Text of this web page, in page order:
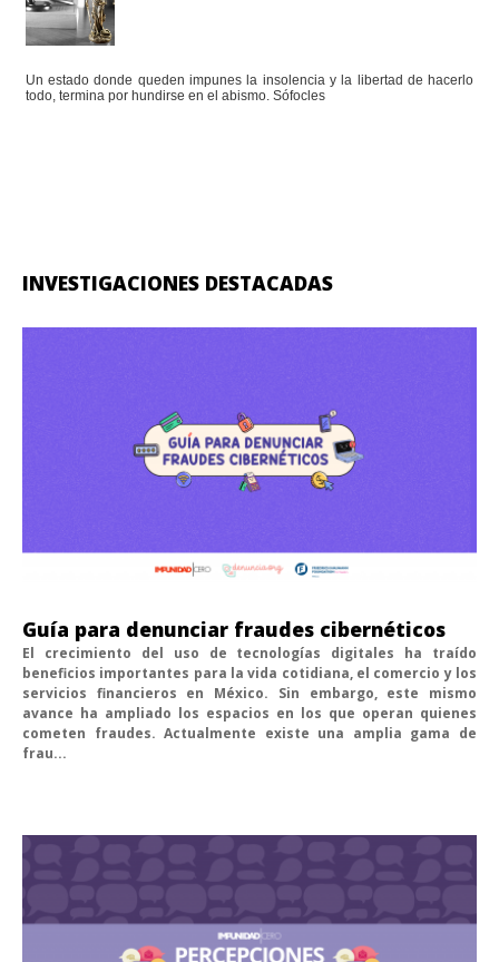
Un estado donde queden impunes la insolencia y la libertad de hacerlo
todo, termina por hundirse en el abismo. Sófocles
INVESTIGACIONES DESTACADAS
Guía para denunciar fraudes cibernéticos
El crecimiento del uso de tecnologías digitales ha traído
beneficios importantes para la vida cotidiana, el comercio y los
servicios financieros en México. Sin embargo, este mismo
avance ha ampliado los espacios en los que operan quienes
cometen fraudes. Actualmente existe una amplia gama de
frau...